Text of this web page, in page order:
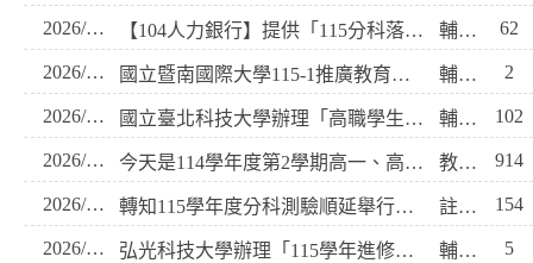
2026/08/05 【104人力銀行】提供「115分科落點分析」 輔導室 62
2026/07/30 國立暨南國際大學115-1推廣教育課程招生 輔導室 2
2026/07/24 國立臺北科技大學辦理「高職學生預修大學課程」，請欲申請同學於8/3前備齊書面資料向學校申請! 輔導室 102
2026/07/14 今天是114學年度第2學期高一、高二學生學習歷程檔案上傳最後一天，請把握時間，加油。 教務處 914
2026/07/09 轉知115學年度分科測驗順延舉行相關事宜 註冊組 154
2026/07/09 弘光科技大學辦理「115學年進修部獨立招生及說明會」資訊 輔導室 5